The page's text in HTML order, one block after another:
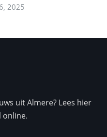
2025
uit Almere? Lees hier
online.